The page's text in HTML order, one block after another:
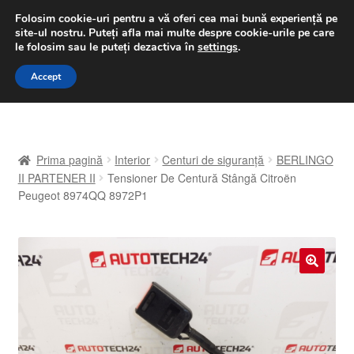
LIVRARE de la 33 lei
luni-vineri 9 a.m. - 4 p.m.031 229 6816
Sari
Sari
A lua legatura
Coș
Finalizare comandă
Prima pagină Interior Centuri de siguranță
BERLINGO
II PARTENER II
Tensioner De Centură Stângă Citroën
Peugeot 8974QQ 8972P1
Folosim cookie-uri pentru a vă oferi cea mai bună experiență pe
site-ul nostru. Puteți afla mai multe despre cookie-urile pe care
le folosim sau le puteți dezactiva în settings.
Accept